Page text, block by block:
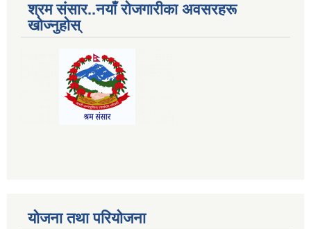
श्रम संसार..नयाँ रोजगारीका अवसरहरू
खोज्नुहोस्
योजना तथा परियोजना